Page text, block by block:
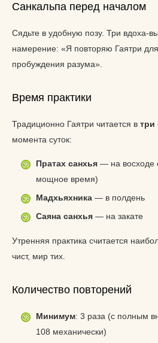
Санкальпа перед началом
Сядьте в удобную позу. Три вдоха-
намерение: «Я повторяю Гаятри
пробуждения разума».
Время практики
Традиционно Гаятри читается в три
момента суток:
Пратах санхья — на восходе
мощное время)
Мадхьяхника — в полдень
Саяна санхья — на закате
Утренняя практика считается
чист, мир тих.
Количество повторений
Минимум: 3 раза (с полным
108 механически)